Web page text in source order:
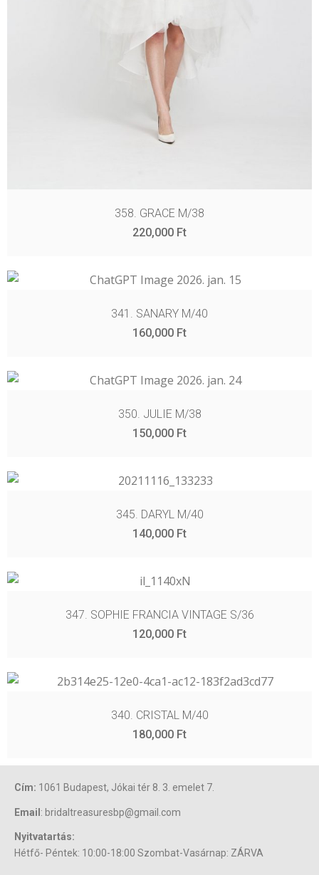
358. GRACE M/38
220,000 Ft
341. SANARY M/40
160,000 Ft
350. JULIE M/38
150,000 Ft
345. DARYL M/40
140,000 Ft
347. SOPHIE FRANCIA VINTAGE S/36
120,000 Ft
340. CRISTAL M/40
180,000 Ft
Cím: 1061 Budapest, Jókai tér 8. 3. emelet 7.
Email : bridaltreasuresbp@gmail.com
Nyitvatartás:
Hétfő- Péntek: 10:00-18:00 Szombat-Vasárnap: ZÁRVA